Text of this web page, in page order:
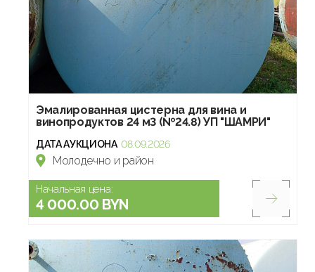
Эмалированная цистерна для вина и
винопродуктов 24 м3 (№24.8) УП "ШАМРИ"
ДАТА АУКЦИОНА 08.09.2026
Молодечно и район
Начальная цена:
4 000.00 BYN